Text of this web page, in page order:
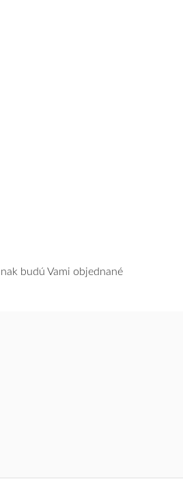
budú Vami objednané